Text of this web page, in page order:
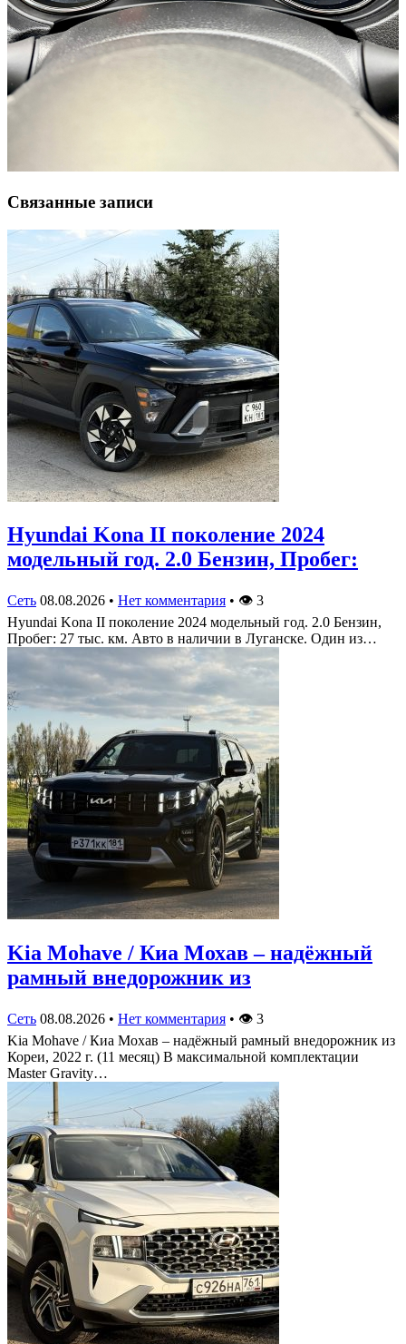
Связанные записи
Hyundai Kona II поколение 2024
модельный год. 2.0 Бензин, Пробег:
Сеть 08.08.2026 • Нет комментария • 👁 3
Hyundai Kona II поколение 2024 модельный год. 2.0 Бензин,
Пробег: 27 тыс. км. Авто в наличии в Луганске. Один из…
Kia Mohave / Киа Мохав – надёжный
рамный внедорожник из
Сеть 08.08.2026 • Нет комментария • 👁 3
Kia Mohave / Киа Мохав – надёжный рамный внедорожник из
Кореи, 2022 г. (11 месяц) В максимальной комплектации
Master Gravity…